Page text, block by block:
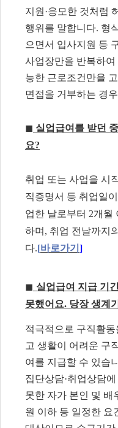
지원·응모한 것처럼
행위를 말합니다. 형
으면서 입사지원 등
사업장만을 반복하
능한 근로조건만을
면접을 거부하는 경
◼ 실업급여를 받던
요?
취업 또는 사업을 시
직증명서 등 취업일
업한 날로부터 2개월
하며 , 취업 전날까지
다.[바로가기 ]
◼ 실업급여 지급 기
못했어요. 당장 생계
적극적으로 구직활
고 생활이 어려운 구
여를 지급할 수 있습
집단상담·취업상담에
못한 자가 본인 및 배
원 이하 등 일정한 요